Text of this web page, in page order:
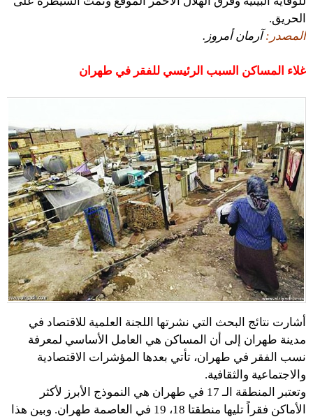
الحريق.
المصدر:آرمان أمروز.
غلاء المساكن السبب الرئيسي للفقر في طهران
أشارت نتائج البحث التي نشرتها اللجنة العلمية للاقتصاد في
مدينة طهران إلى أن المساكن هي العامل الأساسي لمعرفة
نسب الفقر في طهران، تأتي بعدها المؤشرات الاقتصادية
والاجتماعية والثقافية.
وتعتبر المنطقة الـ 17 في طهران هي النموذج الأبرز لأكثر
الأماكن فقراً تليها منطقتا 18، 19 في العاصمة طهران. وبين هذا